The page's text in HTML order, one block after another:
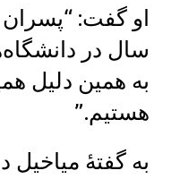
او گفت: “پسران
سال در
به همین دلیل
هستیم.”
به گفتۀ